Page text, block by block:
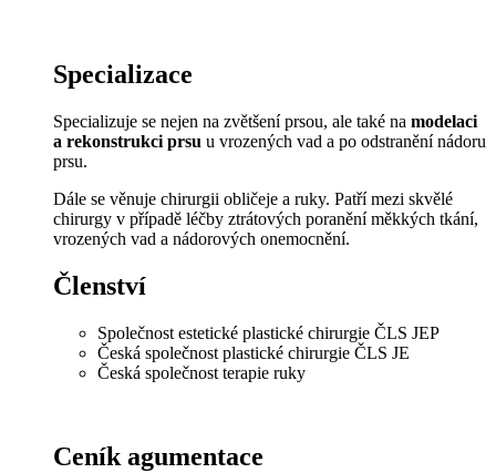
Specializace
Specializuje se nejen na zvětšení prsou, ale také na modelaci
a rekonstrukci prsu u vrozených vad a po odstranění nádoru
prsu.
Dále se věnuje chirurgii obličeje a ruky. Patří mezi skvělé
chirurgy v případě léčby ztrátových poranění měkkých tkání,
vrozených vad a nádorových onemocnění.
Členství
Společnost estetické plastické chirurgie ČLS JEP
Česká společnost plastické chirurgie ČLS JE
Česká společnost terapie ruky
Ceník agumentace